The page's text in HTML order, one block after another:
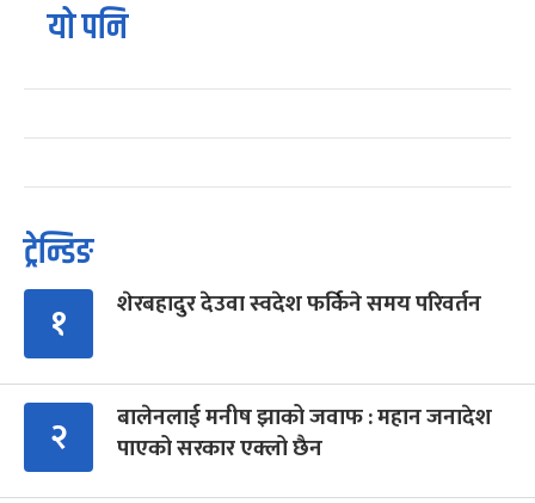
यो पनि
ट्रेन्डिङ
१ शेरबहादुर देउवा स्वदेश फर्किने समय परिवर्तन
२
बालेनलाई मनीष झाको जवाफ : महान जनादेश
पाएको सरकार एक्लो छैन